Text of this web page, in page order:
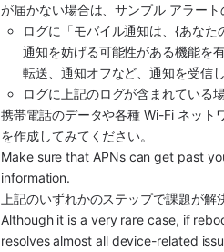
が届かない場合は、サンプル アラート
ログに「モバイル通知は、{あなた
通知を妨げる可能性がある機能を
転送、通知オフなど、通知を受信
ログに上記のログが含まれている
携帯電話のデータや各種 Wi-Fi ネット
を作成してみてください。
Make sure that APNs can get past
information.
上記のいずれかのステップで課題が
Although it is a very rare case, if
resolves almost all device-related